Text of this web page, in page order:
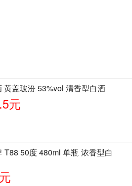
黄盖玻汾 53%vol 清香型白酒
元
T88 50度 480ml 单瓶 浓香型白